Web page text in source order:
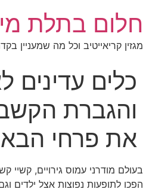
חלום בתלת
מגזין קריאייטיב וכל מה שמעניין
כלים עדינים
והגברת
את פרחי
בעולם מודרני עמוס גירויים, קשיי
הפכו לתופעות נפוצות אצל ילדים